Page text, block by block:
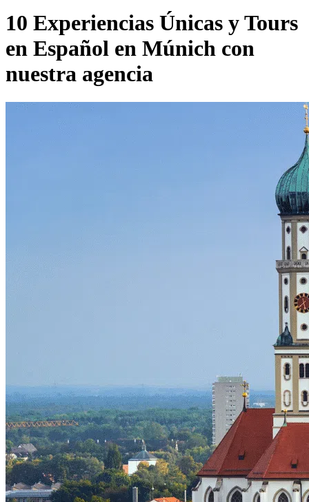
10 Experiencias Únicas y Tours
en Español en Múnich con
nuestra agencia